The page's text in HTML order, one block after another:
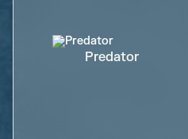
Predator